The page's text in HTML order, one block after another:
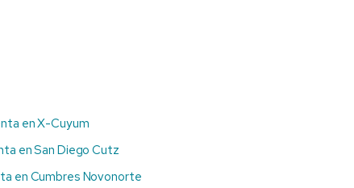
en X-Cuyum
en San Diego Cutz
en Cumbres Novonorte